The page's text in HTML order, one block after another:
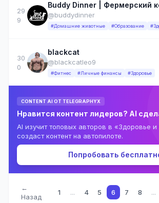
29
9
@buddydinner
#Домашние животные #Образование
30
0
blackcat
@blackcatleo9
#Фитнес #Личные финансы #Здоровье
CONTENT AI ОТ TELEGRAPHYX
Нравится контент лидеров? AI
AI изучит топовых авторов в «Здоровье
создаст контент на автопилоте.
Попробовать
←
Назад
1 ... 4 5 6 7 8 ...